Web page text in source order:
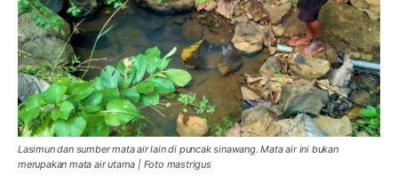
Lasimun dan sumber mata air lain di puncak sinawang. Mata air ini bukan
merupakan mata air utama | Foto mastrigus